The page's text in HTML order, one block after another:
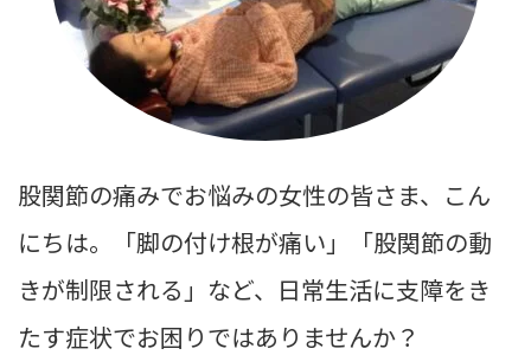
股関節の痛みでお悩みの女性の皆さま、こん
にちは。「脚の付け根が痛い」「股関節の動
きが制限される」など、日常生活に支障をき
たす症状でお困りではありませんか？